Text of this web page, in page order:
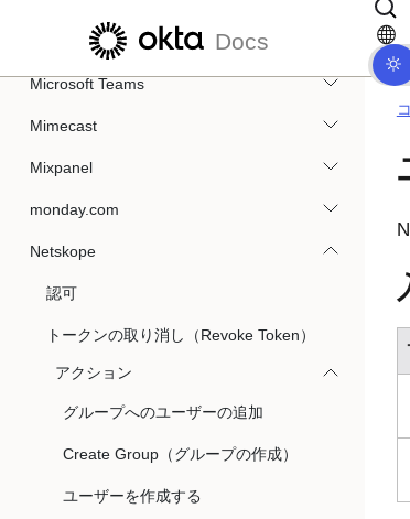
メインコンテンツにスキップ ドキュメントナビゲ
Docs
する。）
Microsoft Teams
Mimecast
Mixpanel
monday.com
Netskope
認可
トークンの取り消し（Revoke Token）
アクション
グループへのユーザーの追加
Create Group（グループの作成）
ユーザーを作成する